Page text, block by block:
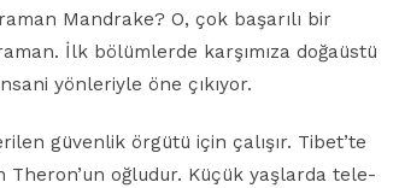
Mandrake? O, çok başarılı bir
İlk bölümlerde karşımıza doğaüstü
yönleriyle öne çıkıyor.
güvenlik örgütü için çalışır. Tibet’te
oğludur. Küçük yaşlarda tele-